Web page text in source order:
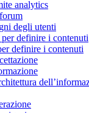
analytics
degli utenti
definire i contenuti
definire i contenuti